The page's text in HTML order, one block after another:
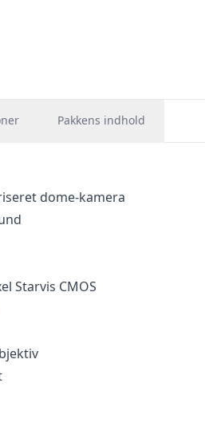
Pakkens indhold
dome-kamera
Starvis CMOS